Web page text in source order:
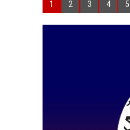
1 2 3 4 5